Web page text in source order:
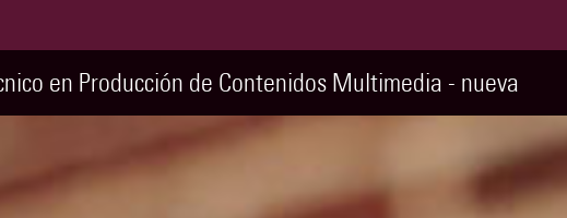
en Producción de Contenidos Multimedia - nueva